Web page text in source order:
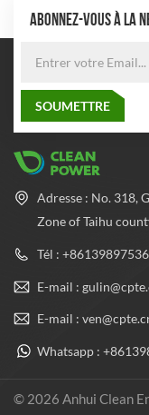
ABONNEZ-VOUS À LA
Adresse : No. 318,
Zone of Taihu
Tél :
E-mail :
E-mail :
Whatsapp :
© 2026 Anhui Clean